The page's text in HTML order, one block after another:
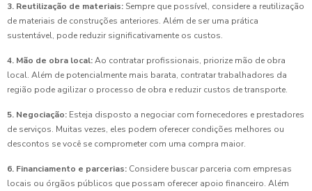
3. Reutilização de materiais: Sempre que possível, considere a reutilização
de materiais de construções anteriores. Além de ser uma prática
sustentável, pode reduzir significativamente os custos.
4. Mão de obra local:Ao contratar profissionais, priorize mão de obra
local. Além de potencialmente mais barata, contratar trabalhadores da
região pode agilizar o processo de obra e reduzir custos de transporte.
5. Negociação: Esteja disposto a negociar com fornecedores e prestadores
de serviços. Muitas vezes, eles podem oferecer condições melhores ou
descontos se você se comprometer com uma compra maior.
6. Financiamento e parcerias: Considere buscar parceria com empresas
locais ou órgãos públicos que possam oferecer apoio financeiro. Além